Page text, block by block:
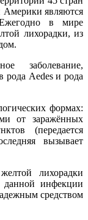
являются
в мире
лихорадки, из
заболевание,
рода Aedes и рода
формах:
от заражённых
(передается
вызывает
лихорадки
инфекции
средством